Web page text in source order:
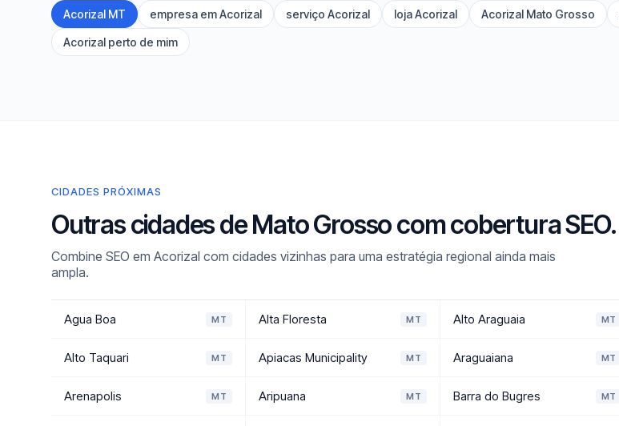
Acorizal MT empresa em Acorizal serviço Acorizal loja Acorizal Acorizal Mato Grosso
Acorizal perto de mim
CIDADES PRÓXIMAS
Outras cidades de Mato Grosso com cobertura SEO.
Combine SEO em Acorizal com cidades vizinhas para uma estratégia regional ainda mais
ampla.
Agua Boa MT Alta Floresta MT Alto Araguaia MT
Alto Taquari MT Apiacas Municipality MT Araguaiana MT
Arenapolis MT Aripuana MT Barra do Bugres MT